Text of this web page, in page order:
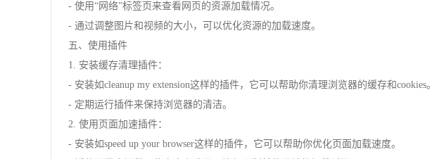
- 使用“网络”标签页来查看网页的资源加载情况。
- 通过调整图片和视频的大小，可以优化资源的加载速度。
五、使用插件
1. 安装缓存清理插件：
- 安装如cleanup my extension这样的插件，它可以帮助你清理浏览器的缓存和cookies。
- 定期运行插件来保持浏览器的清洁。
2. 使用页面加速插件：
- 安装如speed up your browser这样的插件，它可以帮助你优化页面加载速度。